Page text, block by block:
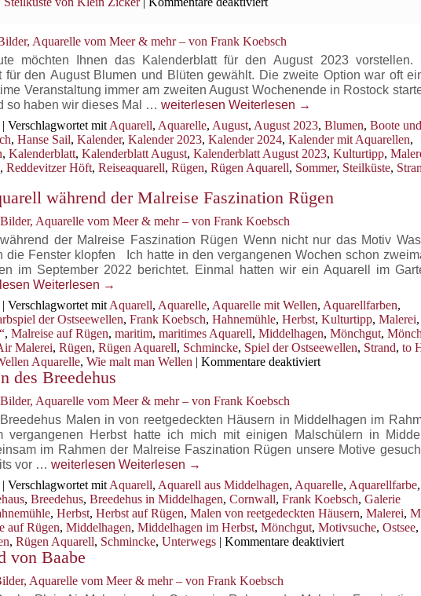
2024
Aquarelle vom Meer & mehr – von Frank Koebsch
möchten Ihnen das Kalenderblatt für den August 2023 vorstellen.
den August Blumen und Blüten gewählt. Die zweite Option war oft
Veranstaltung immer am zweiten August Wochenende in Rostock
so haben wir dieses Mal … Kalenderblatt
August
2023
weiterlesen Weiterlesen →
| Verschlagwortet mit Aquarell, Aquarelle, August, August 2023, Blumen, Boote und
, Hanse Sail, Kalender, Kalender 2023, Kalender 2024, Kalender mit Aquarellen,
, Kalenderblatt, Kalenderblatt August, Kalenderblatt August 2023, Kulturtipp,
, Reddevitzer Höft, Reiseaquarell, Rügen, Rügen Aquarell, Sommer, Steilküste,
während der Malreise Faszination Rügen
Bilder, Aquarelle vom Meer & mehr – von Frank Koebsch
der Malreise Faszination Rügen Wenn nicht nur das Motiv
die Fenster klopfen Ich hatte in den vergangenen Wochen schon
im September 2022 berichtet. Einmal hatten wir ein Aquarell im
Rügen
Weiterlesen →
| Verschlagwortet mit Aquarell, Aquarelle, Aquarelle mit Wellen, Aquarellfarben,
der Ostseewellen, Frank Koebsch, Hahnemühle, Herbst, Kulturtipp, Malerei,
, Malreise auf Rügen, maritim, maritimes Aquarell, Middelhagen, Mönchgut,
Malerei, Rügen, Rügen Aquarell, Schmincke, Spiel der Ostseewellen, Strand, to
Aquarelle, Wie malt man Wellen | Kommentare deaktiviertfür
für
ein
Aquarell
Malreise
Faszination
Rügen
des Breedehus
Bilder, Aquarelle vom Meer & mehr – von Frank Koebsch
Malen in von reetgedeckten Häusern in Middelhagen im
Herbst hatte ich mich mit einigen Malschülern in
im Rahmen der Malreise Faszination Rügen unsere Motive
vor … Ein
Aquarell
aus
dem
Garten
des Breedehus
weiterlesen Weiterlesen →
| Verschlagwortet mit Aquarell, Aquarell aus Middelhagen, Aquarelle, Aquarellfarbe,
, Breedehus, Breedehus in Middelhagen, Cornwall, Frank Koebsch, Galerie
, Herbst, Herbst auf Rügen, Malen von reetgedeckten Häusern, Malerei,
auf Rügen, Middelhagen, Middelhagen im Herbst, Mönchgut, Motivsuche, Ostsee,
, Rügen Aquarell, Schmincke, Unterwegs | Kommentare deaktiviertfür
von Baabe
Aquarelle vom Meer & mehr – von Frank Koebsch